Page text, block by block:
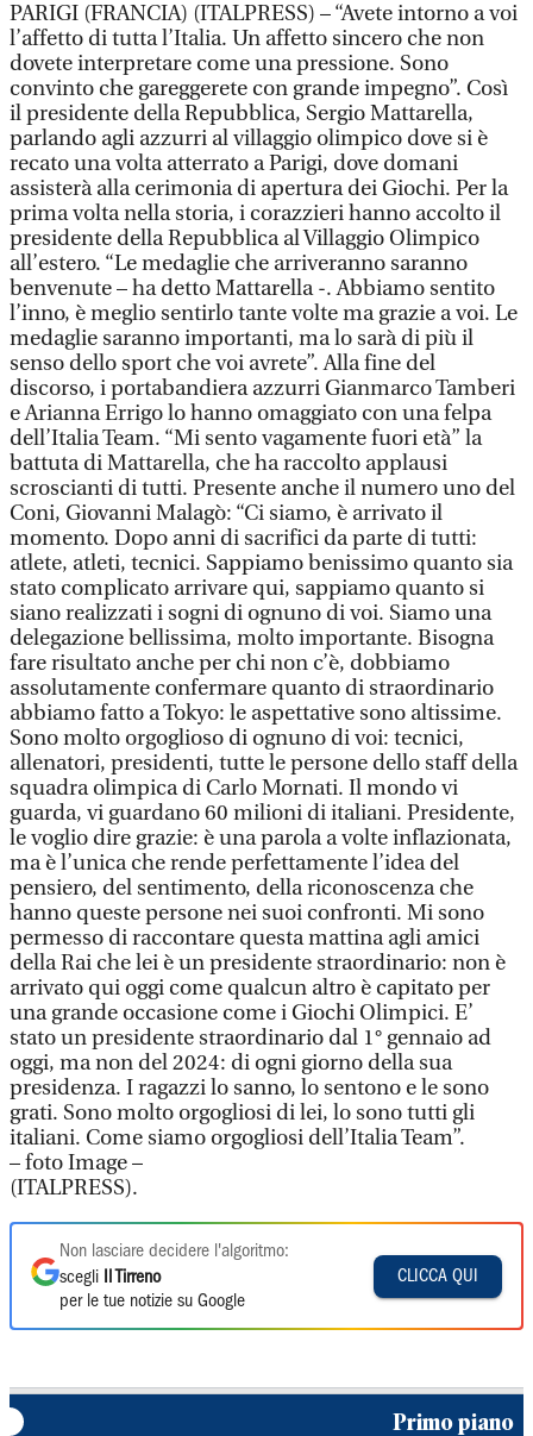
PARIGI (FRANCIA) (ITALPRESS) – “Avete intorno a voi
l’affetto di tutta l’Italia. Un affetto sincero che non
dovete interpretare come una pressione. Sono
convinto che gareggerete con grande impegno”. Così
il presidente della Repubblica, Sergio Mattarella,
parlando agli azzurri al villaggio olimpico dove si è
recato una volta atterrato a Parigi, dove domani
assisterà alla cerimonia di apertura dei Giochi. Per la
prima volta nella storia, i corazzieri hanno accolto il
presidente della Repubblica al Villaggio Olimpico
all’estero. “Le medaglie che arriveranno saranno
benvenute – ha detto Mattarella -. Abbiamo sentito
l’inno, è meglio sentirlo tante volte ma grazie a voi. Le
medaglie saranno importanti, ma lo sarà di più il
senso dello sport che voi avrete”. Alla fine del
discorso, i portabandiera azzurri Gianmarco Tamberi
e Arianna Errigo lo hanno omaggiato con una felpa
dell’Italia Team. “Mi sento vagamente fuori età” la
battuta di Mattarella, che ha raccolto applausi
scroscianti di tutti. Presente anche il numero uno del
Coni, Giovanni Malagò: “Ci siamo, è arrivato il
momento. Dopo anni di sacrifici da parte di tutti:
atlete, atleti, tecnici. Sappiamo benissimo quanto sia
stato complicato arrivare qui, sappiamo quanto si
siano realizzati i sogni di ognuno di voi. Siamo una
delegazione bellissima, molto importante. Bisogna
fare risultato anche per chi non c’è, dobbiamo
assolutamente confermare quanto di straordinario
abbiamo fatto a Tokyo: le aspettative sono altissime.
Sono molto orgoglioso di ognuno di voi: tecnici,
allenatori, presidenti, tutte le persone dello staff della
squadra olimpica di Carlo Mornati. Il mondo vi
guarda, vi guardano 60 milioni di italiani. Presidente,
le voglio dire grazie: è una parola a volte inflazionata,
ma è l’unica che rende perfettamente l’idea del
pensiero, del sentimento, della riconoscenza che
hanno queste persone nei suoi confronti. Mi sono
permesso di raccontare questa mattina agli amici
della Rai che lei è un presidente straordinario: non è
arrivato qui oggi come qualcun altro è capitato per
una grande occasione come i Giochi Olimpici. E’
stato un presidente straordinario dal 1° gennaio ad
oggi, ma non del 2024: di ogni giorno della sua
presidenza. I ragazzi lo sanno, lo sentono e le sono
grati. Sono molto orgogliosi di lei, lo sono tutti gli
italiani. Come siamo orgogliosi dell’Italia Team”.
– foto Image –
(ITALPRESS).
Non lasciare decidere l'algoritmo:
scegli
Il Tirreno
per le tue notizie su Google
CLICCA QUI
Primo piano